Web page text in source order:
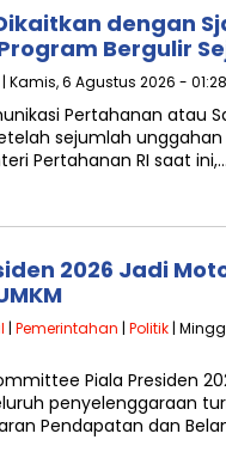
dengan
Bergulir
| Kamis, 6 Agustus 2026 -
Pertahanan atau
sejumlah unggahan
Pertahanan RI saat ini,…
2026 Jadi
| Pemerintahan | Politik |
Piala Presiden
penyelenggaraan
Pendapatan dan